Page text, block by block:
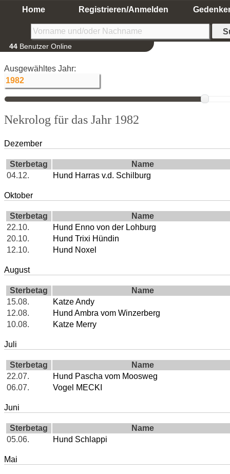
Home Registrieren/Anmelden
44 Benutzer Online
Ausgewähltes Jahr:
Nekrolog für das Jahr 1982
Dezember
Sterbetag
Name
04.12.
Hund Harras v.d. Schilburg
Oktober
Sterbetag
Name
22.10.
Hund Enno von der Lohburg
20.10.
Hund Trixi Hündin
12.10.
Hund Noxel
August
Sterbetag
Name
15.08.
Katze Andy
12.08.
Hund Ambra vom Winzerberg
10.08.
Katze Merry
Juli
Sterbetag
Name
22.07.
Hund Pascha vom Moosweg
06.07.
Vogel MECKI
Juni
Sterbetag
Name
05.06.
Hund Schlappi
Mai